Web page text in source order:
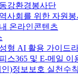
강환경봉사단
사회를 위한 자원
온라인콘텐츠
형 AI 활용 가이드
스365 및 E-메일 이
인)정보보호 실천수칙